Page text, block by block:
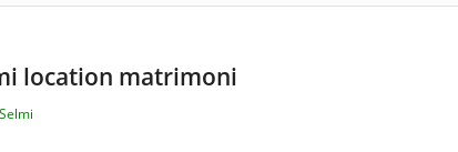
location matrimoni